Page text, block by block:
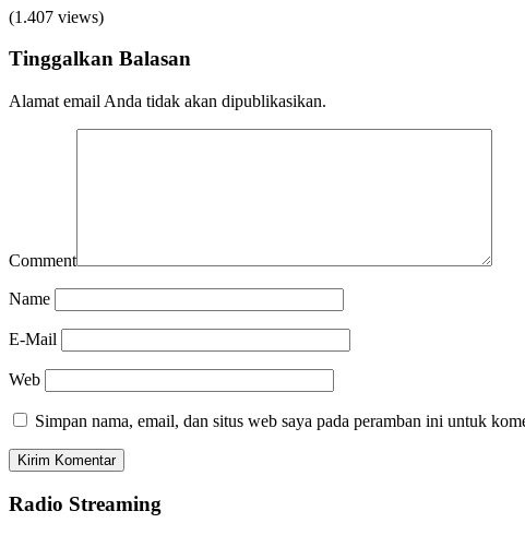
(1.407 views)
Tinggalkan Balasan
Alamat email Anda tidak akan dipublikasikan.
Comment
Name
E-Mail
Web
Simpan nama, email, dan situs web saya pada peramban ini untuk
Radio Streaming